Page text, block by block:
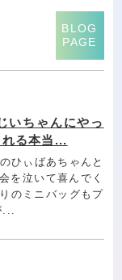
BLOG
PAGE
いちゃんにやっ
る本当...
ぃばあちゃんと
を泣いて喜んでく
のミニバッグもプ